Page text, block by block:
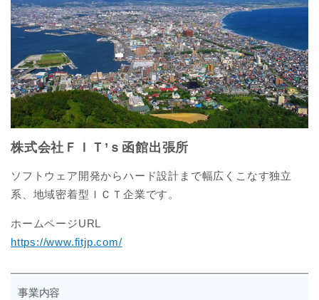
株式会社ＦＩＴ’ｓ函館出張所
ソフトウェア開発からハード設計まで幅広くこなす独立
系、地域密着型ＩＣＴ企業です。
ホームページURL
https://www.fitjp.com/
事業内容